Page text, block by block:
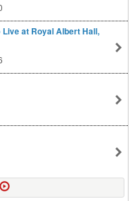
at Royal Albert Hall,